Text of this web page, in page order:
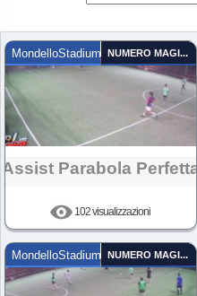
MondelloStadium NUMERO MAGICO
Assist Parabola Perfetta
102 visualizzazioni
MondelloStadium NUMERO MAGICO